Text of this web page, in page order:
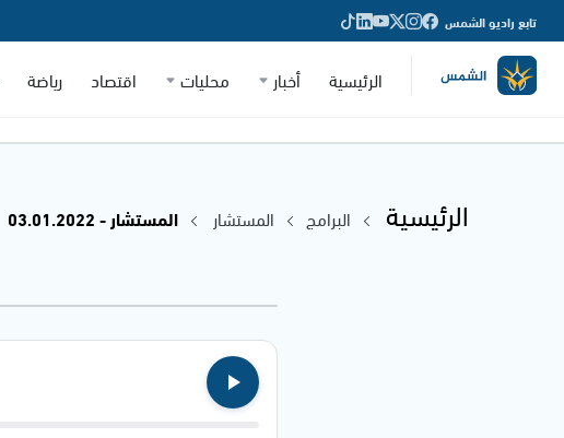
تابع راديو الشمس
الرئيسية أخبار محليات اقتصاد رياضة
الرئيسية البرامج المستشار
المستشار - 03.01.2022